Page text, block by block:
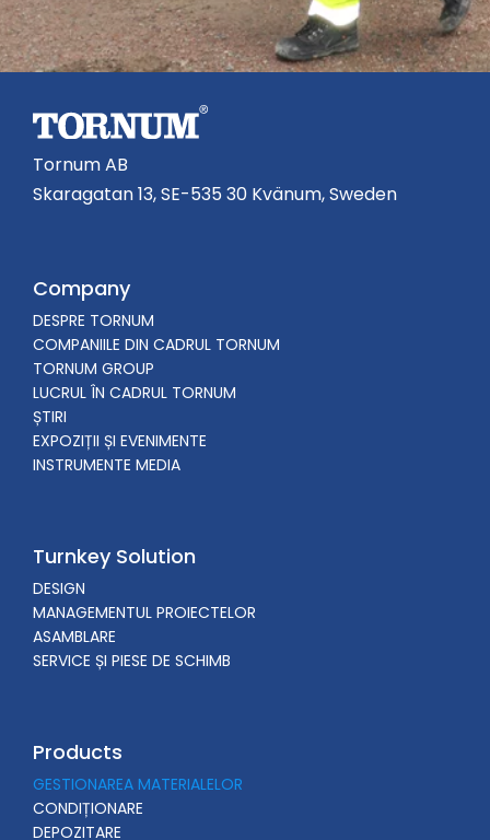
Tornum AB
Skaragatan 13, SE-535 30 Kvänum, Sweden
Company
DESPRE TORNUM
COMPANIILE DIN CADRUL TORNUM
TORNUM GROUP
LUCRUL ÎN CADRUL TORNUM
ȘTIRI
EXPOZIȚII ȘI EVENIMENTE
INSTRUMENTE MEDIA
Turnkey Solution
DESIGN
MANAGEMENTUL PROIECTELOR
ASAMBLARE
SERVICE ȘI PIESE DE SCHIMB
Products
GESTIONAREA MATERIALELOR
CONDIȚIONARE
DEPOZITARE